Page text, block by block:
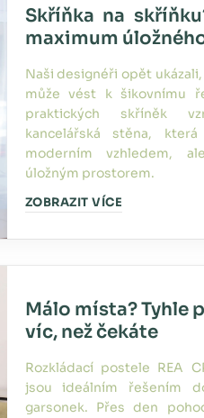
Skříňka na
maximum
Naši designéři opět
může vést k šikovnímu
praktických skříněk
kancelářská stěna,
moderním vzhledem,
úložným prostorem.
ZOBRAZIT VÍCE
Málo místa? Tyhle
víc, než čekáte
Rozkládací postele REA
jsou ideálním řešením
garsonek. Přes den